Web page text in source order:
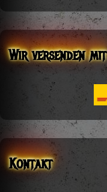
Wir versenden mit
Kontakt